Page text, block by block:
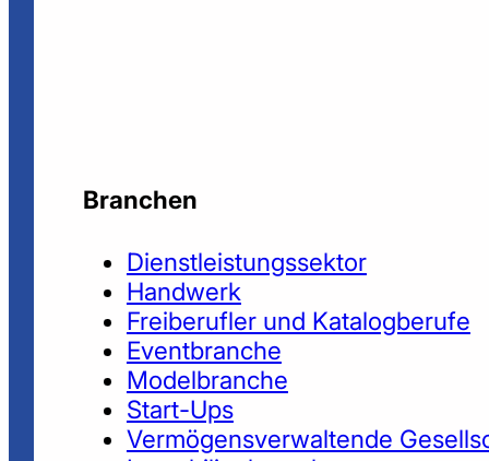
Branchen
Dienstleistungssektor
Handwerk
Freiberufler und Katalogberufe
Eventbranche
Modelbranche
Start-Ups
Vermögensverwaltende